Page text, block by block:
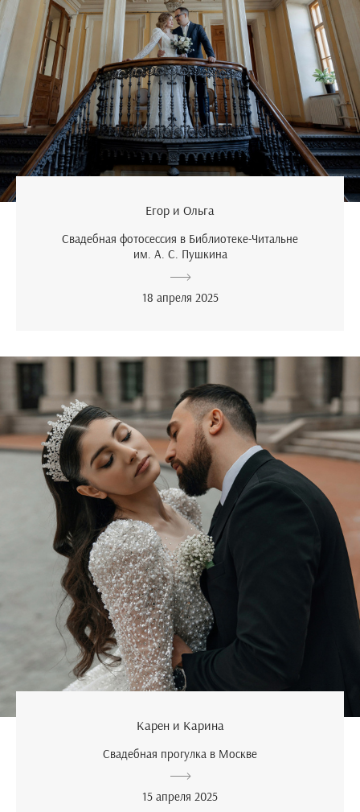
Егор и Ольга
Свадебная фотосессия в Библиотеке-Читальне
им. А. С. Пушкина
18 апреля 2025
Карен и Карина
Свадебная прогулка в Москве
15 апреля 2025